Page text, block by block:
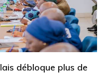
débloque plus de